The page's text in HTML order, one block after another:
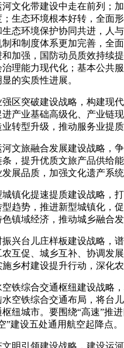
文化带建设中走在前列；
生态环境根本好转，全面
态环境保护协同共进，人
和制度体系更加完善，全
加强，国防动员质效持续
理能力现代化；基本公共
的实质性进展。
区突破建设战略，构建现
产业基础高级化、产业链
转型升级，推动服务业提
文旅融合发展建设战略，
，提升优质文旅产品供给
展品质，加强文化遗产系
镇化提速提质建设战略，
趋势，推进新型城镇化，
镇域经济，推动城乡融合
兴台儿庄样板建设战略，
互促、城乡互补、协调发
乡村建设提升行动，深化
铁综合交通枢纽建设战略
空铁综合交通布局，将台
纽城市。要围绕“高速”推
”建设五处通用航空起降点。
明引领建设战略，建设运